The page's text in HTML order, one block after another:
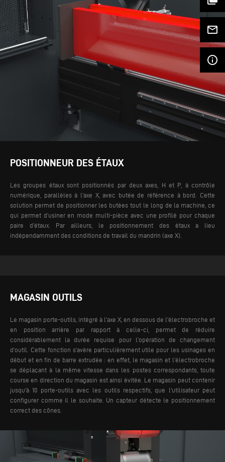
mail_outline
info_outline
POSITIONNEUR DES ÉTAUX
Les groupes étaux sont positionnés par deux axes, H et P, à contrôle
numérique, parallèles à l’axe X, avec butée de référence à bord. Cette
solution permet de positionner les butées tout le long de la machine, ce
qui permet d’usiner en mode multi-pièce avec une profilé pour chaque
paire d’étaux. Par ailleurs, le positionnement des étaux a lieu
indépendamment des conditions de travail du mandrin (axe X).
MAGASIN OUTILS
Le magasin porte-outils, intégré à l’axe X, en dessous de l’électrobroche et
en position arrière par rapport à celle-ci, permet de réduire
considérablement la durée requise pour l’opération de changement
d’outil. Cette fonction s’avère particulièrement utile pour les usinages en
début et en fin de barre extrudée : en effet, le magasin et l’électrobroche
se déplaçant à la même vitesse dans les postes correspondants, toute
course en direction du magasin est ainsi évitée. Le magasin peut contenir
jusqu'à 10 porte-outils avec les outils respectifs, que l'utilisateur peut
configurer comme il le souhaite. Un capteur détecte le positionnement
correct des cônes.